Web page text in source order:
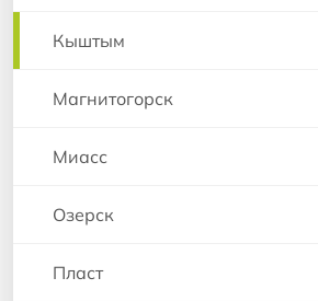
Кыштым
Магнитогорск
Миасс
Озерск
Пласт